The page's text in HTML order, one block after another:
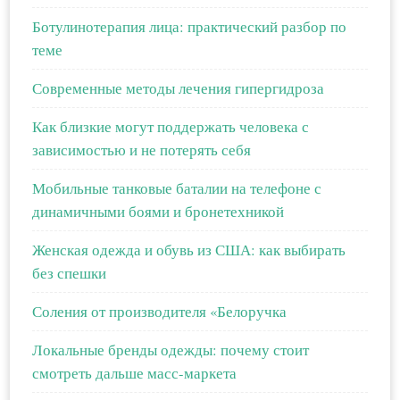
Ботулинотерапия лица: практический разбор по
теме
Современные методы лечения гипергидроза
Как близкие могут поддержать человека с
зависимостью и не потерять себя
Мобильные танковые баталии на телефоне с
динамичными боями и бронетехникой
Женская одежда и обувь из США: как выбирать
без спешки
Соления от производителя «Белоручка
Локальные бренды одежды: почему стоит
смотреть дальше масс-маркета